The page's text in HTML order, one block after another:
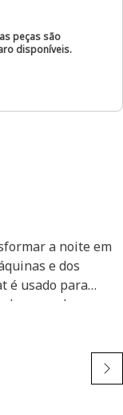
peças são
disponíveis.
a noite em
e dos
é usado para
quando a carga
de payload
para atender aos